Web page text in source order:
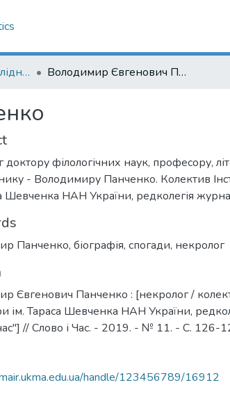
Роботи окремих дослідників Володимир Євгенович Панченко
доктору філологічних наук, професору,
- Володимиру Панченко. Колектив
Шевченка НАН України, редколегія
Панченко, біографія, спогади, некролог
Євгенович Панченко : [некролог /
ім. Тараса Шевченка НАН України,
// Слово і Час. - 2019. - № 11. - С. 126-
handle/123456789/16912